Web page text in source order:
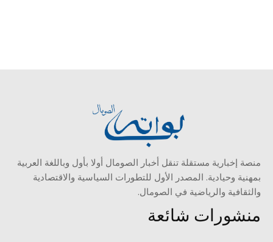
منصة إخبارية مستقلة تنقل أخبار الصومال أولا بأول وباللغة العربية
بمهنية وحيادية. المصدر الأول للتطورات السياسية والاقتصادية
والثقافية والرياضية في الصومال.
منشورات شائعة